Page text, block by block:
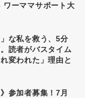
ワーママサポート大
な私を救う、5分
読者がバスタイム
変われた」理由と
参加者募集！7月